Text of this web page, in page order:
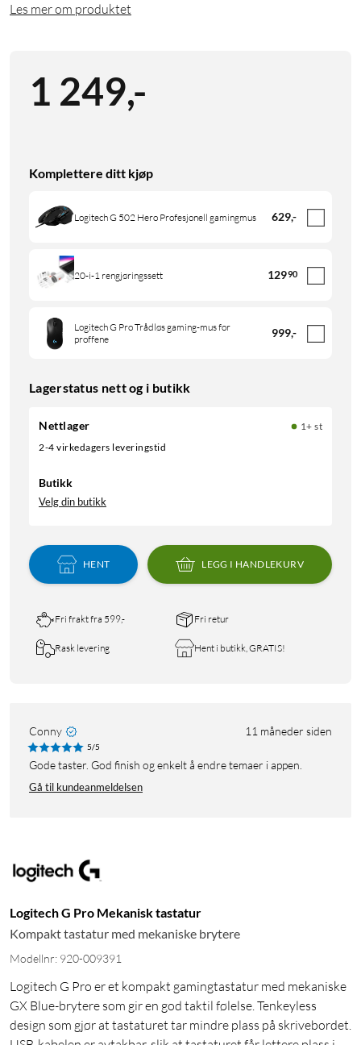
Les mer om produktet
1 249,-
Komplettere ditt kjøp
Logitech G 502 Hero Profesjonell gamingmus 629,-
20-i-1 rengjøringssett 12990
Logitech G Pro Trådløs gaming-mus for
proffene
999,-
Lagerstatus nett og i butikk
Nettlager
1+ st
2-4 virkedagers leveringstid
Butikk
Velg din butikk
HENT LEGG I HANDLEKURV
Fri frakt fra 599,- Fri retur
Rask levering Hent i butikk, GRATIS!
Conny 11 måneder siden
5/5
Gode taster. God finish og enkelt å endre temaer i appen.
Gå til kundeanmeldelsen
Logitech G Pro Mekanisk tastatur
Kompakt tastatur med mekaniske brytere
Modellnr: 920-009391
Logitech G Pro er et kompakt gamingtastatur med mekaniske
GX Blue-brytere som gir en god taktil følelse. Tenkeyless
design som gjør at tastaturet tar mindre plass på skrivebordet.